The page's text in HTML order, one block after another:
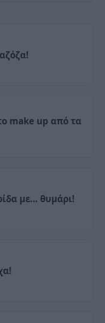
make up από τα
με… θυμάρι!